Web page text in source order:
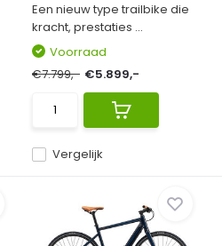
Een nieuw type trailbike die
kracht, prestaties ...
Vergelijk
Voorraad
€7.799,- €5.899,-